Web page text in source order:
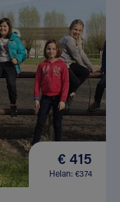
€ 415
Helan: €374